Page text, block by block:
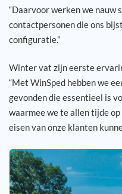
“Daarvoor werken we nauw
contactpersonen die ons
configuratie.”
Winter vat zijn eerste
“Met WinSped hebben we
gevonden die essentieel is
waarmee we te allen tijde
eisen van onze klanten